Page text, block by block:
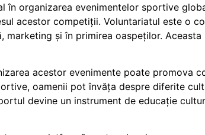
în organizarea evenimentelor sportive
acestor competiții. Voluntariatul este o
marketing și în primirea oaspeților.
acestor evenimente poate promova
oamenii pot învăța despre diferite
devine un instrument de educație